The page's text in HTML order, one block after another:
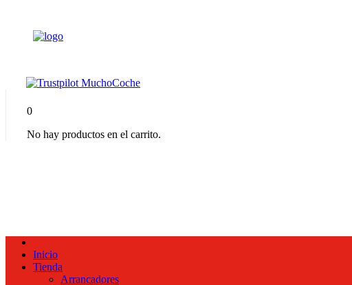
0
No hay productos en el carrito.
Inicio
Tienda
Arrancadores